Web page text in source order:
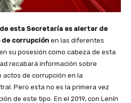
esta Secretaría es alertar de
de corrupción en las diferentes
su posesión como cabeza de esta
recabará información sobre
de corrupción en la
Pero esta no es la primera vez
de este tipo. En el 2019, con Lenín